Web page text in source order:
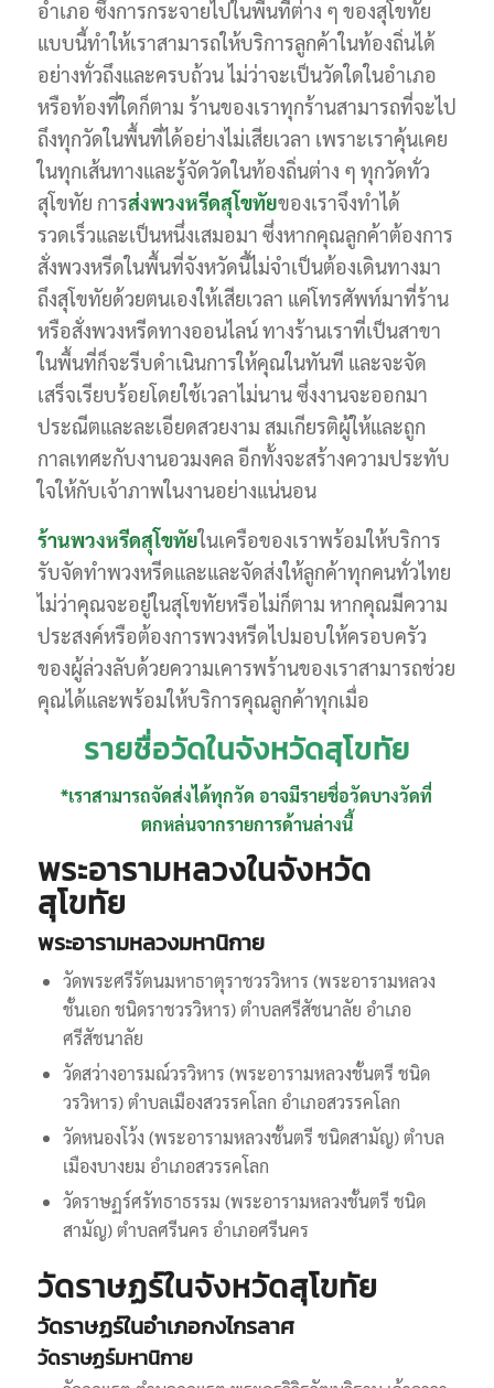
อำเภอ ซึ่งการกระจายไปในพื้นที่ต่าง ๆ ของสุโขทัย
แบบนี้ทำให้เราสามารถให้บริการลูกค้าในท้องถิ่นได้
อย่างทั่วถึงและครบถ้วน ไม่ว่าจะเป็นวัดใดในอำเภอ
หรือท้องที่ใดก็ตาม ร้านของเราทุกร้านสามารถที่จะไป
ถึงทุกวัดในพื้นที่ได้อย่างไม่เสียเวลา เพราะเราคุ้นเคย
ในทุกเส้นทางและรู้จัดวัดในท้องถิ่นต่าง ๆ ทุกวัดทั่ว
สุโขทัย การส่งพวงหรีดสุโขทัยของเราจึงทำได้
รวดเร็วและเป็นหนึ่งเสมอมา ซึ่งหากคุณลูกค้าต้องการ
สั่งพวงหรีดในพื้นที่จังหวัดนี้ไม่จำเป็นต้องเดินทางมา
ถึงสุโขทัยด้วยตนเองให้เสียเวลา แค่โทรศัพท์มาที่ร้าน
หรือสั่งพวงหรีดทางออนไลน์ ทางร้านเราที่เป็นสาขา
ในพื้นที่ก็จะรีบดำเนินการให้คุณในทันที และจะจัด
เสร็จเรียบร้อยโดยใช้เวลาไม่นาน ซึ่งงานจะออกมา
ประณีตและละเอียดสวยงาม สมเกียรติผู้ให้และถูก
กาลเทศะกับงานอวมงคล อีกทั้งจะสร้างความประทับ
ใจให้กับเจ้าภาพในงานอย่างแน่นอน
ร้านพวงหรีดสุโขทัยในเครือของเราพร้อมให้บริการ
รับจัดทำพวงหรีดและและจัดส่งให้ลูกค้าทุกคนทั่วไทย
ไม่ว่าคุณจะอยู่ในสุโขทัยหรือไม่ก็ตาม หากคุณมีความ
ประสงค์หรือต้องการพวงหรีดไปมอบให้ครอบครัว
ของผู้ล่วงลับด้วยความเคารพร้านของเราสามารถช่วย
คุณได้และพร้อมให้บริการคุณลูกค้าทุกเมื่อ
รายชื่อวัดในจังหวัดสุโขทัย
*เราสามารถจัดส่งได้ทุกวัด อาจมีรายชื่อวัดบางวัดที่
ตกหล่นจากรายการด้านล่างนี้
พระอารามหลวงในจังหวัด
สุโขทัย
พระอารามหลวงมหานิกาย
วัดพระศรีรัตนมหาธาตุราชวรวิหาร (พระอารามหลวง
ชั้นเอก ชนิดราชวรวิหาร) ตำบลศรีสัชนาลัย อำเภอ
ศรีสัชนาลัย
วัดสว่างอารมณ์วรวิหาร (พระอารามหลวงชั้นตรี ชนิด
วรวิหาร) ตำบลเมืองสวรรคโลก อำเภอสวรรคโลก
วัดหนองโว้ง (พระอารามหลวงชั้นตรี ชนิดสามัญ) ตำบล
เมืองบางยม อำเภอสวรรคโลก
วัดราษฏร์ศรัทธาธรรม (พระอารามหลวงชั้นตรี ชนิด
สามัญ) ตำบลศรีนคร อำเภอศรีนคร
วัดราษฏร์ในจังหวัดสุโขทัย
วัดราษฏร์ในอำเภอกงไกรลาศ
วัดราษฏร์มหานิกาย